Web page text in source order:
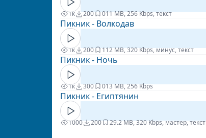
1к 200 011 MB, 256 Kbps, текст
Пикник - Волкодав
1к 200 112 MB, 320 Kbps, минус, текст
Пикник - Ночь
1к 300 013 MB, 256 Kbps
Пикник - Египтянин
1000 200 29.2 MB, 320 Kbps, мастер, текст